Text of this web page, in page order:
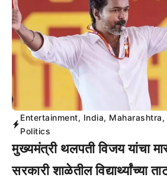
Entertainment, India, Maharashtra,
Politics
मुख्यमंत्री थलपती विजय यांचा
सरकारी शाळेतील विद्यार्थ्यांच्या